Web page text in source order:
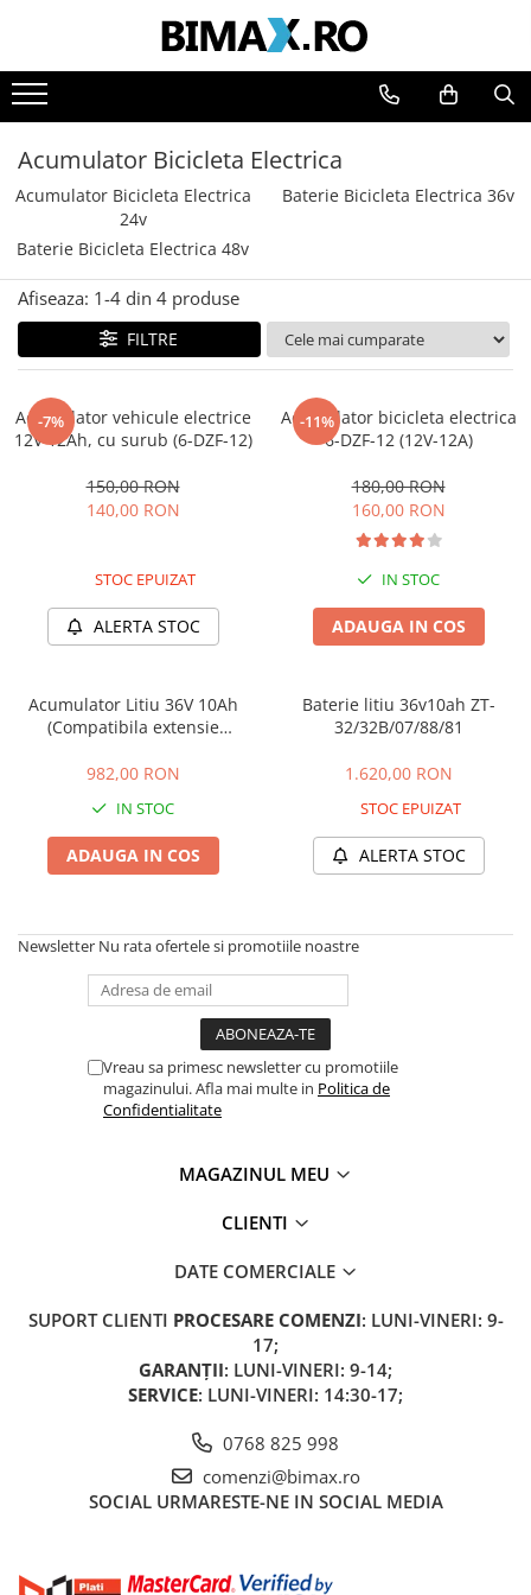
Toate Produsele
Triciclete Electrice
⬇ TIPURI
➔ Cu 1 Loc
➔ Cu 2 Locuri
➔ Acoperita
➔ Adulti - Fara permis
➔ Adulti - 2 Locuri
➔ Adulti - cu Cabina
➔ Cu Cabina
➔ Cu Cabina fara Permis
➔ Cu Remorca
➔ 4000W
➔ Volta
➔ Kuba
➔ Arora
PIESE DE SCHIMB
Camere
Cauciucuri
Controllere
ACCESORII
Masina Electrica 25 km/h
Masina Electrica 2 Locuri fara
Permis
Scutere Electrice
Cu 3 Roti fara Permis
Acumulator Bicicleta Electrica
Acumulator Bicicleta Electrica
24v
Baterie Bicicleta Electrica 36v
Baterie Bicicleta Electrica 48v
Afiseaza: 1-4 din 4 produse
FILTRE
-7%
Acumulator vehicule electrice
12V 12Ah, cu surub (6-DZF-12)
150,00 RON
140,00 RON
STOC EPUIZAT
ALERTA STOC
-11%
Acumulator bicicleta electrica
6-DZF-12 (12V-12A)
180,00 RON
160,00 RON
IN STOC
ADAUGA IN COS
Acumulator Litiu 36V 10Ah
(Compatibila extensie
982,00 RON
IN STOC
ADAUGA IN COS
Baterie litiu 36v10ah ZT-
32/32B/07/88/81
1.620,00 RON
STOC EPUIZAT
ALERTA STOC
Newsletter Nu rata ofertele si promotiile noastre
Vreau sa primesc newsletter cu promotiile
magazinului. Afla mai multe in Politica de
Confidentialitate
MAGAZINUL MEU
CLIENTI
DATE COMERCIALE
SUPORT CLIENTI PROCESARE COMENZI: LUNI-VINERI: 9-
17;
GARANȚII: LUNI-VINERI: 9-14;
SERVICE: LUNI-VINERI: 14:30-17;
0768 825 998
comenzi@bimax.ro
SOCIAL URMARESTE-NE IN SOCIAL MEDIA